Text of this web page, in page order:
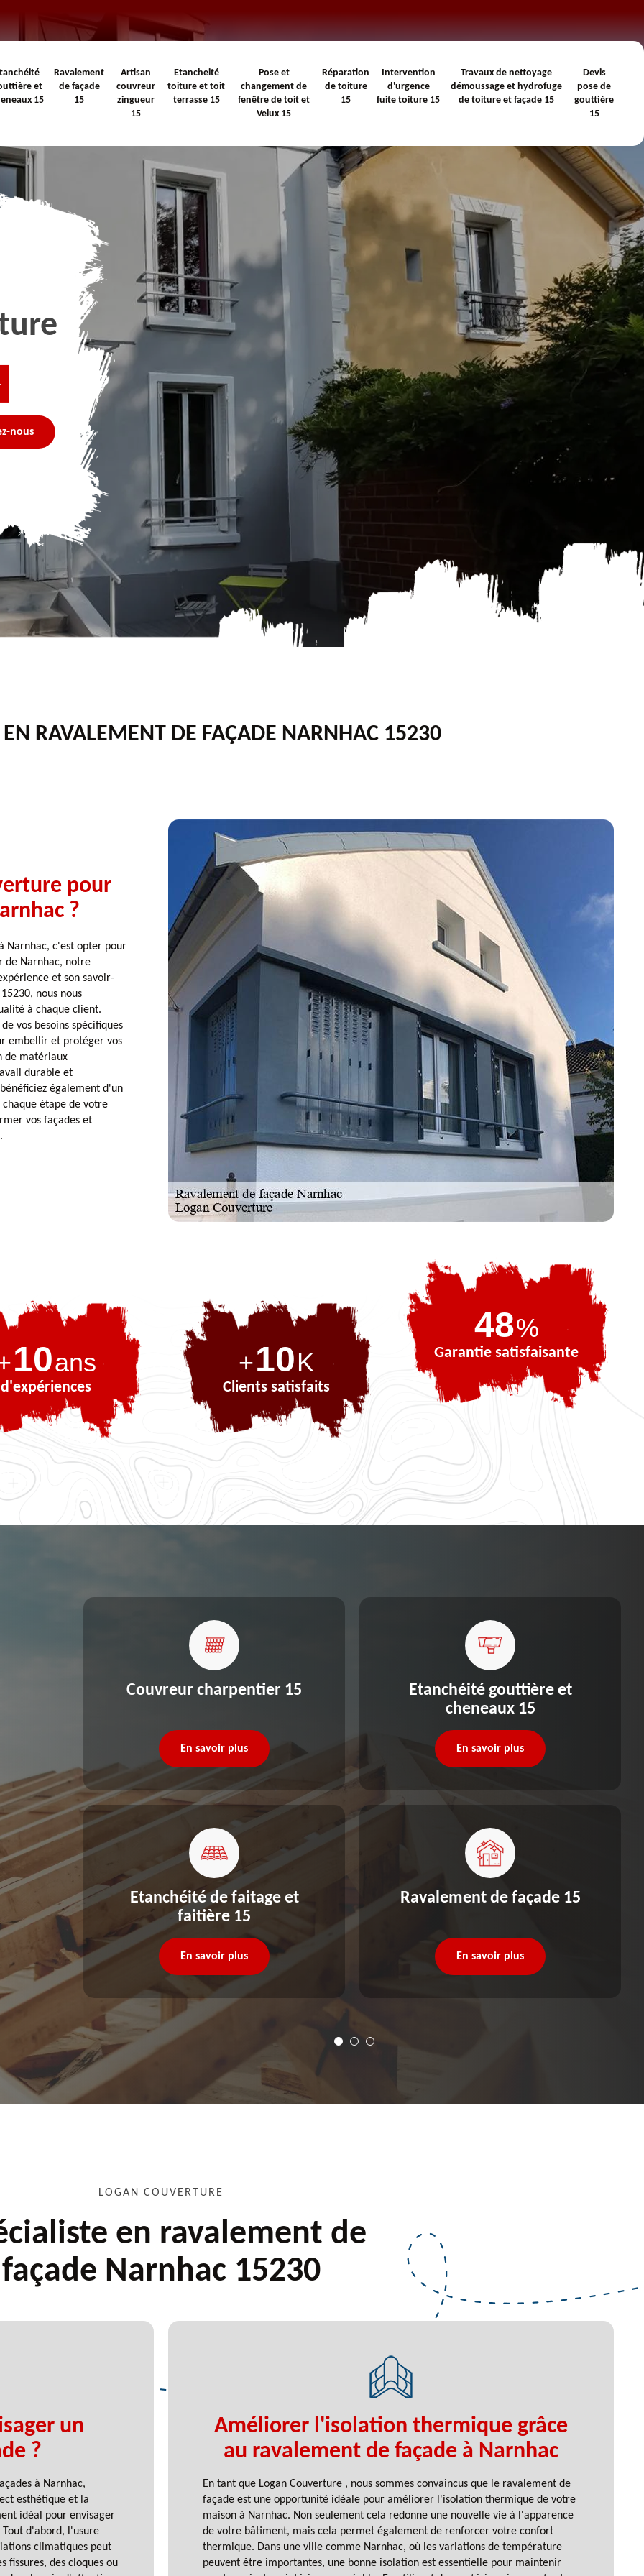
et
15
Ravalement
de façade
15
Artisan
couvreur
zingueur
15
Etancheité
toiture et toit
terrasse 15
Pose et
changement de
fenêtre de toit et
Velux 15
Réparation
de toiture
15
Intervention
d'urgence
fuite toiture 15
Travaux de nettoyage
démoussage et hydrofuge
de toiture et façade 15
Devis
pose de
gouttière
15
nous
EN RAVALEMENT DE FAÇADE NARNHAC 15230
pour
?
Narnhac, c'est opter pour
de Narnhac, notre
et son savoir-
nous nous
à chaque client.
vos besoins spécifiques
embellir et protéger vos
de matériaux
durable et
également d'un
étape de votre
vos façades et
10ans
d'expériences
+10K
Clients satisfaits
66%
Garantie satisfaisante
Couvreur charpentier 15
En savoir plus
Etanchéité de faitage et
faitière 15
En savoir plus
Etanchéité gouttière et
cheneaux 15
En savoir plus
Ravalement de façade 15
En savoir plus
LOGAN COUVERTURE
en ravalement de
façade Narnhac 15230
un
?
à Narnhac,
esthétique et la
idéal pour envisager
d'abord, l'usure
climatiques peut
fissures, des cloques ou
Améliorer l'isolation thermique grâce
au ravalement de façade à Narnhac
En tant que Logan Couverture , nous sommes convaincus que le ravalement de
façade est une opportunité idéale pour améliorer l'isolation thermique de votre
maison à Narnhac. Non seulement cela redonne une nouvelle vie à l'apparence
de votre bâtiment, mais cela permet également de renforcer votre confort
thermique. Dans une ville comme Narnhac, où les variations de température
peuvent être importantes, une bonne isolation est essentielle pour maintenir